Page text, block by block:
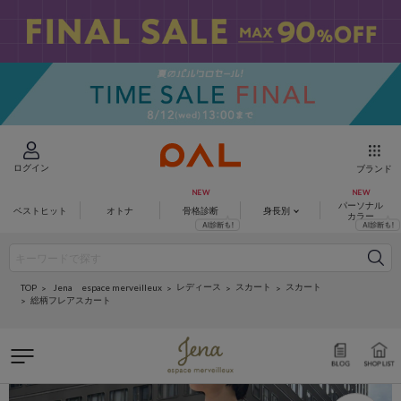
ログイン ブランド
ベストヒット オトナ 骨格診断 身長別
パーソナル
カラー
TOP Jena espace merveilleux レディース スカート
スカート
総柄フレアスカート